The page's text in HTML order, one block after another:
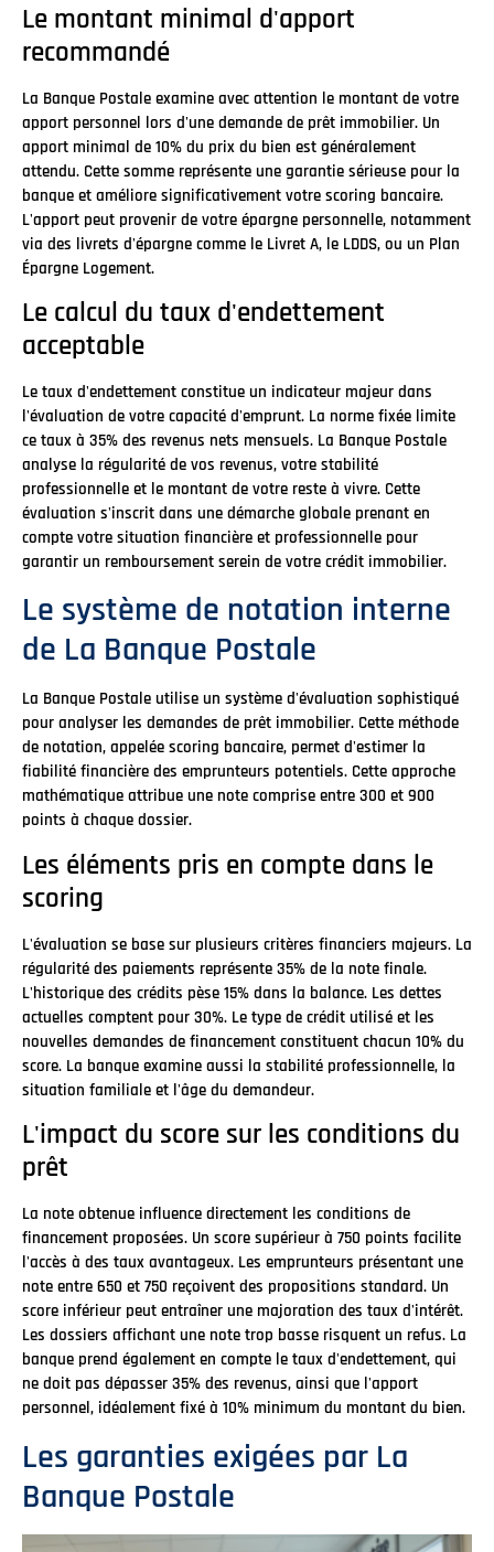
Le montant minimal d'apport
recommandé
La Banque Postale examine avec attention le montant de votre
apport personnel lors d'une demande de prêt immobilier. Un
apport minimal de 10% du prix du bien est généralement
attendu. Cette somme représente une garantie sérieuse pour la
banque et améliore significativement votre scoring bancaire.
L'apport peut provenir de votre épargne personnelle, notamment
via des livrets d'épargne comme le Livret A, le LDDS, ou un Plan
Épargne Logement.
Le calcul du taux d'endettement
acceptable
Le taux d'endettement constitue un indicateur majeur dans
l'évaluation de votre capacité d'emprunt. La norme fixée limite
ce taux à 35% des revenus nets mensuels. La Banque Postale
analyse la régularité de vos revenus, votre stabilité
professionnelle et le montant de votre reste à vivre. Cette
évaluation s'inscrit dans une démarche globale prenant en
compte votre situation financière et professionnelle pour
garantir un remboursement serein de votre crédit immobilier.
Le système de notation interne
de La Banque Postale
La Banque Postale utilise un système d'évaluation sophistiqué
pour analyser les demandes de prêt immobilier. Cette méthode
de notation, appelée scoring bancaire, permet d'estimer la
fiabilité financière des emprunteurs potentiels. Cette approche
mathématique attribue une note comprise entre 300 et 900
points à chaque dossier.
Les éléments pris en compte dans le
scoring
L'évaluation se base sur plusieurs critères financiers majeurs. La
régularité des paiements représente 35% de la note finale.
L'historique des crédits pèse 15% dans la balance. Les dettes
actuelles comptent pour 30%. Le type de crédit utilisé et les
nouvelles demandes de financement constituent chacun 10% du
score. La banque examine aussi la stabilité professionnelle, la
situation familiale et l'âge du demandeur.
L'impact du score sur les conditions du
prêt
La note obtenue influence directement les conditions de
financement proposées. Un score supérieur à 750 points facilite
l'accès à des taux avantageux. Les emprunteurs présentant une
note entre 650 et 750 reçoivent des propositions standard. Un
score inférieur peut entraîner une majoration des taux d'intérêt.
Les dossiers affichant une note trop basse risquent un refus. La
banque prend également en compte le taux d'endettement, qui
ne doit pas dépasser 35% des revenus, ainsi que l'apport
personnel, idéalement fixé à 10% minimum du montant du bien.
Les garanties exigées par La
Banque Postale